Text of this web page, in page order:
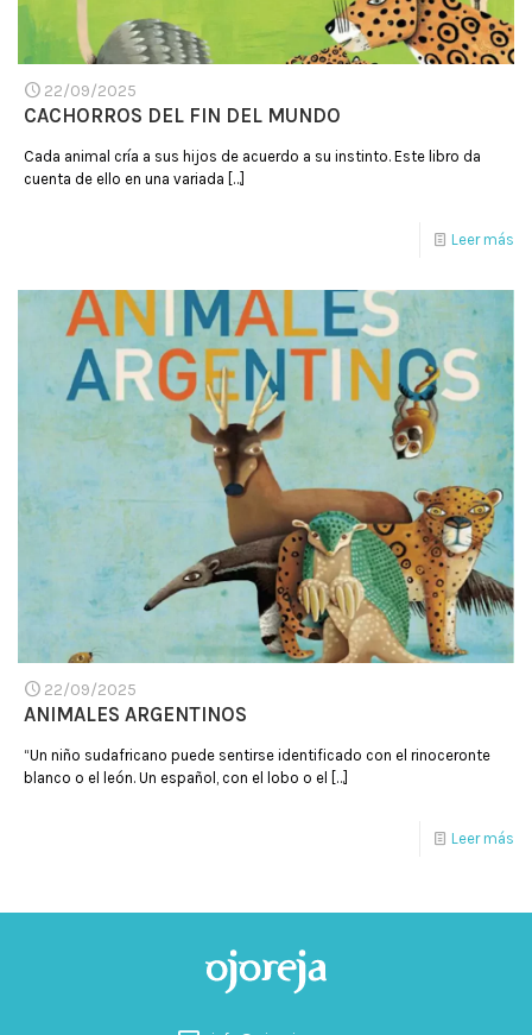
22/09/2025
CACHORROS DEL FIN DEL MUNDO
Cada animal cría a sus hijos de acuerdo a su instinto. Este libro da
cuenta de ello en una variada […]
Leer más
22/09/2025
ANIMALES ARGENTINOS
“Un niño sudafricano puede sentirse identificado con el rinoceronte
blanco o el león. Un español, con el lobo o el […]
Leer más